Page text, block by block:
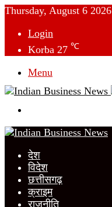
Thursday, August 6 2026
Login
Korba 27 ℃
Menu
देश
विदेश
छत्तीसगढ़
क्राइम
राजनीति